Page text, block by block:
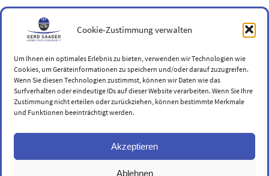
Cookie-Zustimmung verwalten
Um Ihnen ein optimales Erlebnis zu bieten, verwenden wir Technologien wie
Cookies, um Geräteinformationen zu speichern und/oder darauf zuzugreifen.
Wenn Sie diesen Technologien zustimmst, können wir Daten wie das
Surfverhalten oder eindeutige IDs auf dieser Website verarbeiten. Wenn Sie Ihre
Zustimmung nicht erteilen oder zurückziehen, können bestimmte Merkmale
und Funktionen beeinträchtigt werden.
Akzeptieren
Ablehnen
IMPRESSUM DATENSCHUTZ
"Das Verhüten von Unfällen darf nicht als reine Vorschrift des Gesetzes
aufgefasst werden, sondern als ein Gebot menschlicher Verpflichtungen
Werner von Siemens 1880